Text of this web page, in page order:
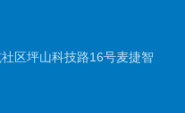
区坪山科技路16号麦捷智